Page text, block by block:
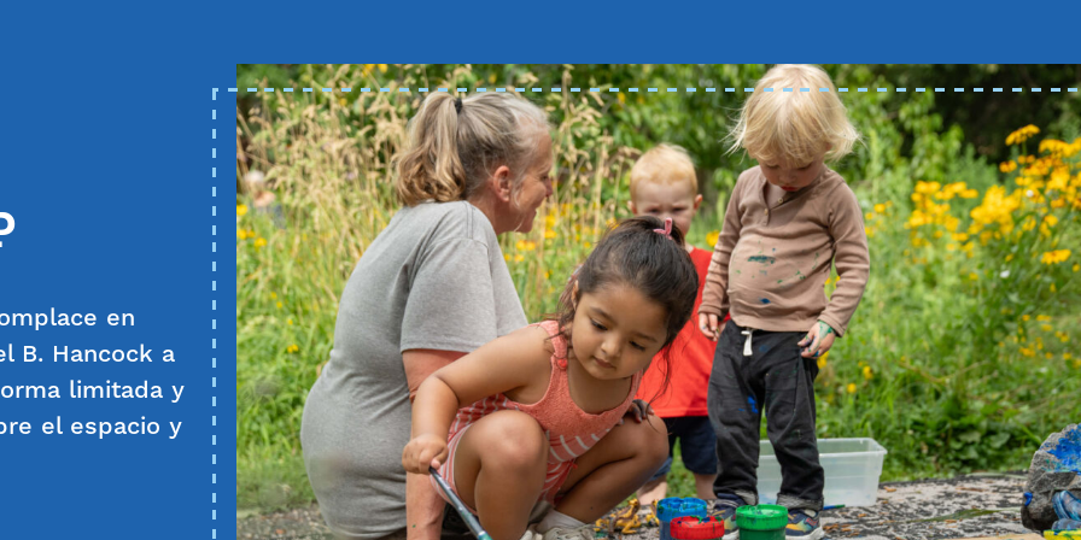
en
B. Hancock a
limitada y
el espacio y